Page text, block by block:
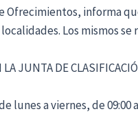
Ofrecimientos, informa
Los mismos se
JUNTA DE
a viernes, de 09:00